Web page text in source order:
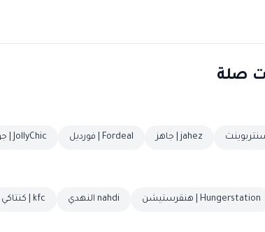
صلة
jahez | جاهز Fordeal | فورديل JollyChic | جولي شيك
Hungerstation | هنقرستيشن nahdi النهدي kfc | كنتاكي